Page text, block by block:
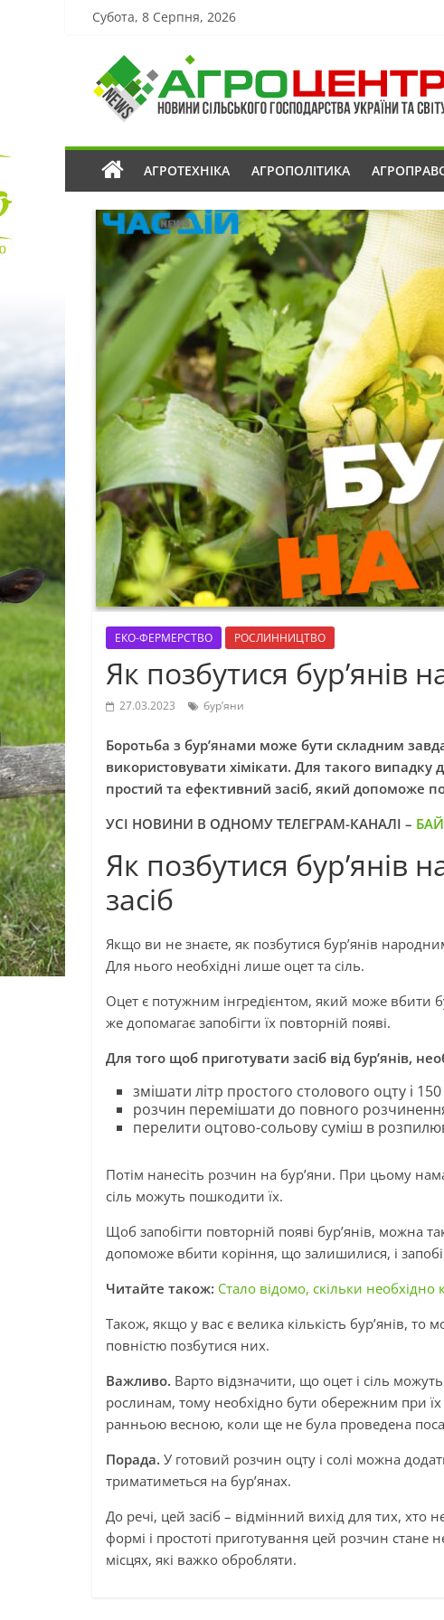
Субота, 8 Серпня, 2026
АГРОТЕХНІКА АГРОПОЛІТИКА
ЕКО-ФЕРМЕРСТВО РОСЛИННИЦТВО
Як позбутися бур’янів
27.03.2023 бур’яни
Боротьба з бур’янами може бути складним
використовувати хімікати. Для такого
простий та ефективний засіб, який допоможе
УСІ НОВИНИ В ОДНОМУ ТЕЛЕГРАМ-КАНАЛІ –
Як позбутися бур’янів
засіб
Якщо ви не знаєте, як позбутися бур’янів
Для нього необхідні лише оцет та сіль.
Оцет є потужним інгредієнтом, який може вбити
же допомагає запобігти їх повторній появі.
Для того щоб приготувати засіб від бур’янів,
змішати літр простого столового оцту і 150
розчин перемішати до повного
перелити оцтово-сольову суміш в
Потім нанесіть розчин на бур’яни. При цьому
сіль можуть пошкодити їх.
Щоб запобігти повторній появі бур’янів, можна
допоможе вбити коріння, що залишилися, і
Читайте також: Стало відомо, скільки
Також, якщо у вас є велика кількість бур’янів,
повністю позбутися них.
Важливо. Варто відзначити, що оцет і сіль
рослинам, тому необхідно бути обережним при
ранньою весною, коли ще не була проведена
Порада. У готовий розчин оцту і солі можна
триматиметься на бур’янах.
До речі, цей засіб – відмінний вихід для тих, хто
формі і простоті приготування цей розчин
місцях, які важко обробляти.